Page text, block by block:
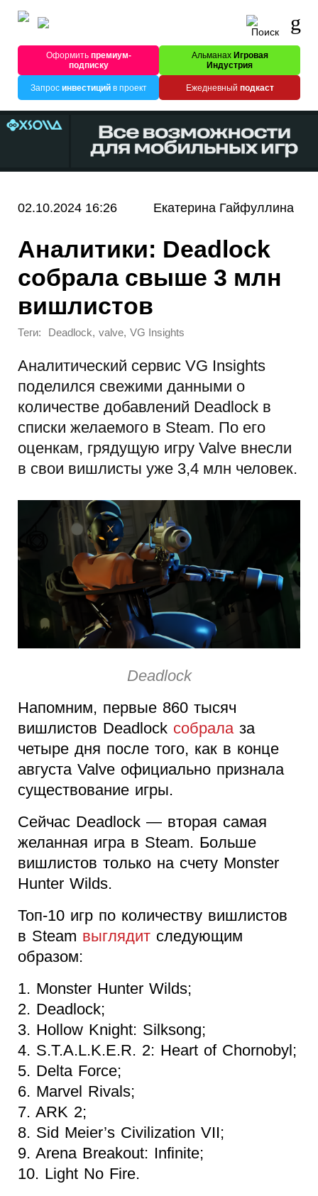
Оформитьпремиум-
подписку
Альманах Игровая
Индустрия
Запрос инвестицийв проект Ежедневный подкаст
02.10.2024 16:26 Екатерина Гайфуллина
Аналитики: Deadlock
собрала свыше 3 млн
вишлистов
Теги: Deadlock, valve, VG Insights
Аналитический сервис VG Insights
поделился свежими данными о
количестве добавлений Deadlock в
списки желаемого в Steam. По его
оценкам, грядущую игру Valve внесли
в свои вишлисты уже 3,4 млн человек.
Deadlock
Напомним, первые 860 тысяч
вишлистов Deadlock собралаза
четыре дня после того, как в конце
августа Valve официально признала
существование игры.
Сейчас Deadlock — вторая самая
желанная игра в Steam. Больше
вишлистов только на счету Monster
Hunter Wilds.
Топ-10 игр по количеству вишлистов
в Steam выглядит следующим
образом:
1. Monster Hunter Wilds;
2. Deadlock;
3. Hollow Knight: Silksong;
4. S.T.A.L.K.E.R. 2: Heart of Chornobyl;
5. Delta Force;
6. Marvel Rivals;
7. ARK 2;
8. Sid Meier’s Civilization VII;
9. Arena Breakout: Infinite;
10. Light No Fire.